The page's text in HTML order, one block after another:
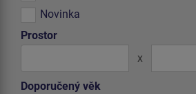
Novinka
Prostor
x
Doporučený věk